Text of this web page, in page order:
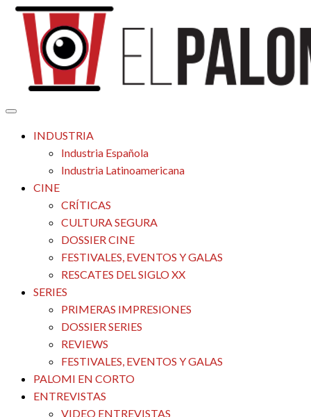
Saltar
contenido
El Palomitrón
Tu espacio de la industria de cine española y latinoamericana
INDUSTRIA
Industria Española
Industria Latinoamericana
CINE
CRÍTICAS
CULTURA SEGURA
DOSSIER CINE
FESTIVALES, EVENTOS Y GALAS
RESCATES DEL SIGLO XX
SERIES
PRIMERAS IMPRESIONES
DOSSIER SERIES
REVIEWS
FESTIVALES, EVENTOS Y GALAS
PALOMI EN CORTO
ENTREVISTAS
VIDEO ENTREVISTAS